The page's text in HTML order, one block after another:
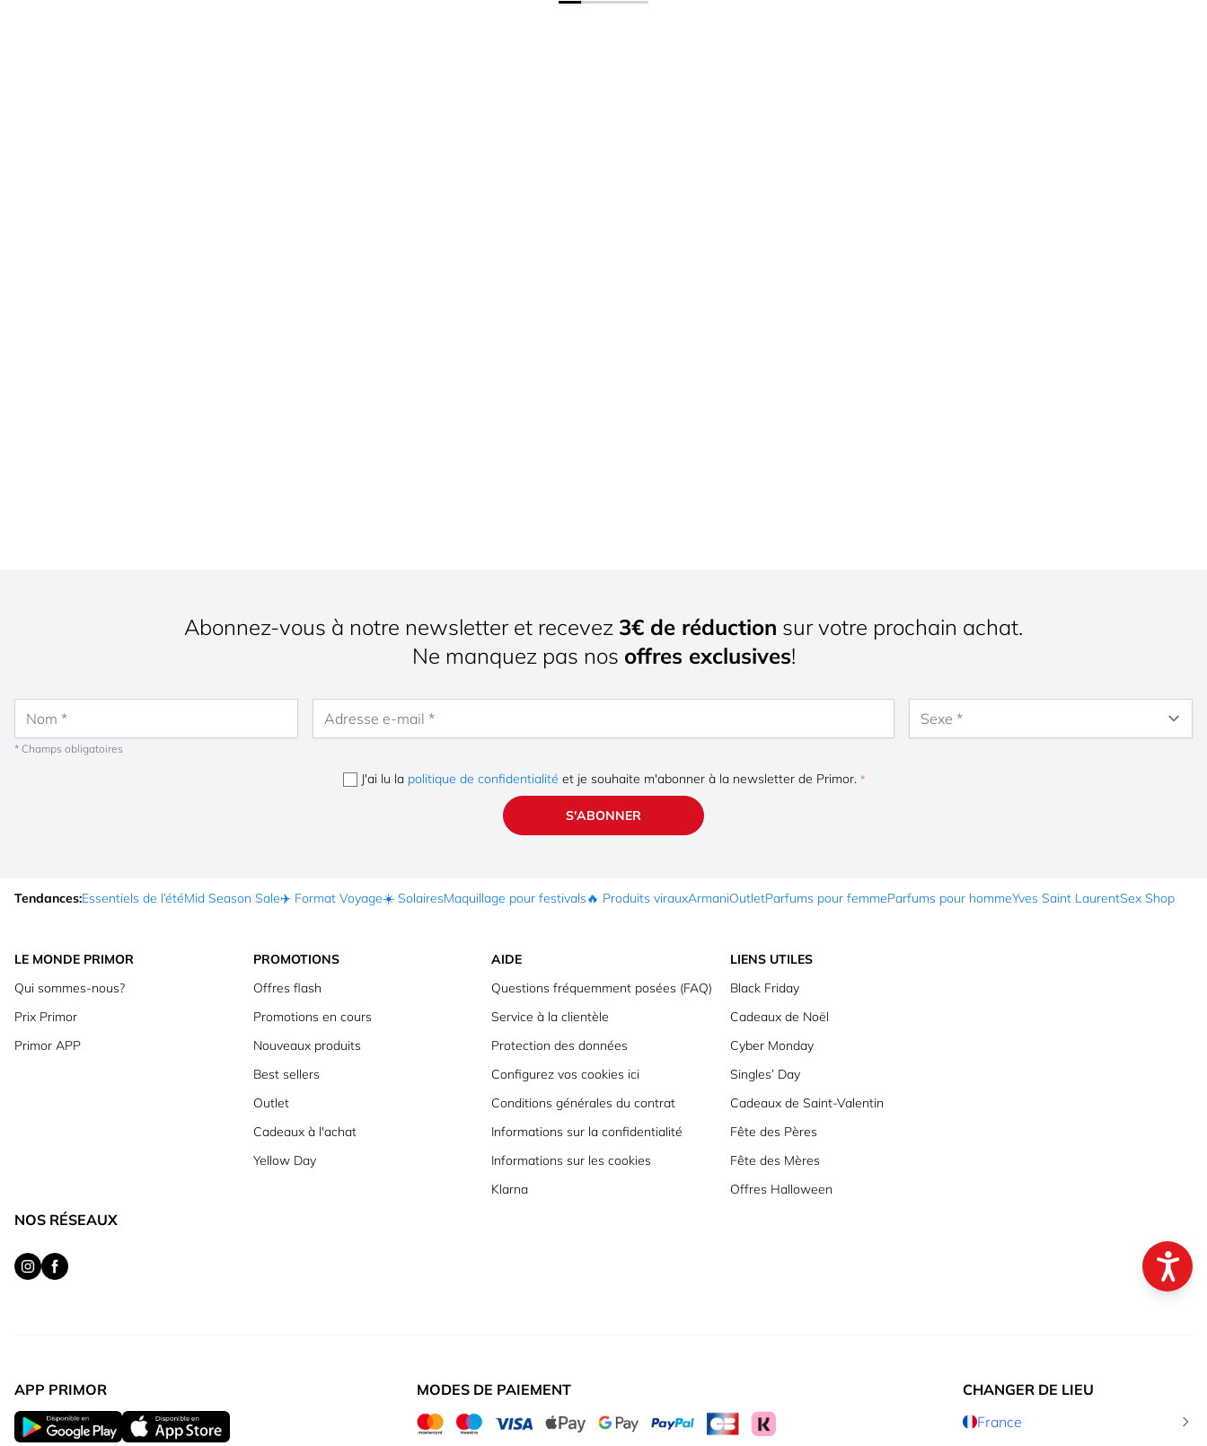
Abonnez-vous à notre newsletter et recevez 3€ de réduction sur votre prochain achat.
Ne manquez pas nos offres exclusives!
* Champs obligatoires
J'ai lu la politique de confidentialité et je souhaite m'abonner à la newsletter de Primor.
S'ABONNER
Tendances:Essentiels de l’étéMid Season Sale✈️ Format Voyage☀️ SolairesMaquillage pour festivals🔥 Produits virauxArmaniOutletParfums pour femmeParfums pour hommeYves Saint LaurentSex Shop
LE MONDE PRIMOR
Qui sommes-nous?
Prix Primor
Primor APP
PROMOTIONS
Offres flash
Promotions en cours
Nouveaux produits
Best sellers
Outlet
Cadeaux à l'achat
Yellow Day
AIDE
Questions fréquemment posées (FAQ)
Service à la clientèle
Protection des données
Configurez vos cookies ici
Conditions générales du contrat
Informations sur la confidentialité
Informations sur les cookies
Klarna
LIENS UTILES
Black Friday
Cadeaux de Noël
Cyber Monday
Singles’ Day
Cadeaux de Saint-Valentin
Fête des Pères
Fête des Mères
Offres Halloween
NOS RÉSEAUX
APP PRIMOR MODES DE PAIEMENT
CHANGER DE LIEU
France